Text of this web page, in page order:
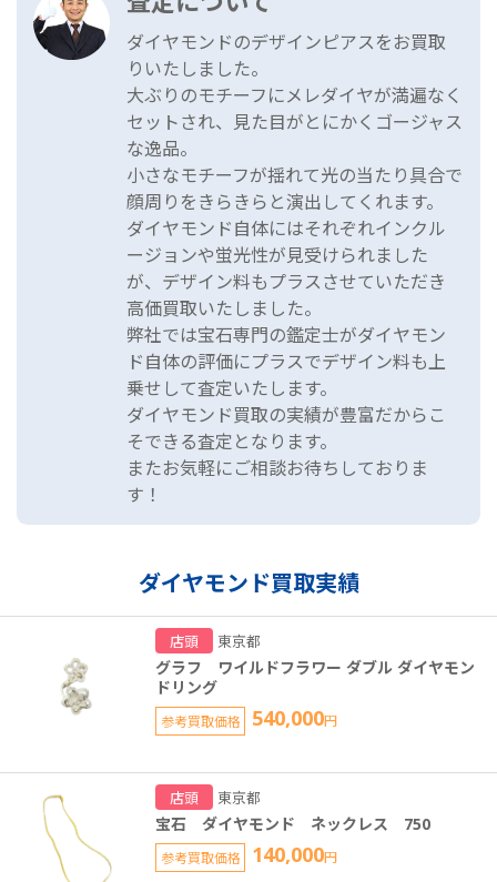
ダイヤモンドのデザインピアスをお買取
りいたしました。
大ぶりのモチーフにメレダイヤが満遍なく
セットされ、見た目がとにかくゴージャス
な逸品。
小さなモチーフが揺れて光の当たり具合で
顔周りをきらきらと演出してくれます。
ダイヤモンド自体にはそれぞれインクル
ージョンや蛍光性が見受けられました
が、デザイン料もプラスさせていただき
高価買取いたしました。
弊社では宝石専門の鑑定士がダイヤモン
ド自体の評価にプラスでデザイン料も上
乗せして査定いたします。
ダイヤモンド買取の実績が豊富だからこ
そできる査定となります。
またお気軽にご相談お待ちしておりま
す！
ダイヤモンド買取実績
店頭 東京都
グラフ ワイルドフラワー ダブル ダイヤモン
ドリング
参考買取価格 540,000円
店頭 東京都
宝石 ダイヤモンド ネックレス 750
参考買取価格 140,000円